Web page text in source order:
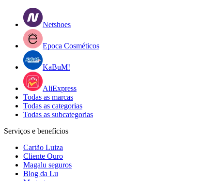
Netshoes
Epoca Cosméticos
KaBuM!
AliExpress
Todas as marcas
Todas as categorias
Todas as subcategorias
Serviços e benefícios
Cartão Luiza
Cliente Ouro
Magalu seguros
Blog da Lu